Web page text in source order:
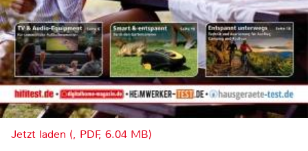
Jetzt laden (, PDF, 6.04 MB)